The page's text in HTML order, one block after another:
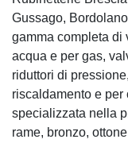
Gussago,
gamma completa di
acqua e per gas,
riduttori di
riscaldamento e per
specializzata nella
rame, bronzo,